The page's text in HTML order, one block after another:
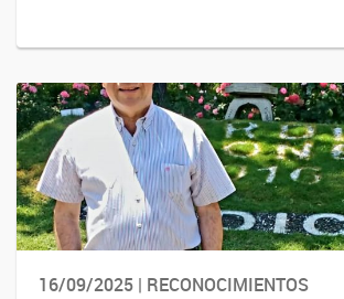
16/09/2025 | RECONOCIMIENTOS